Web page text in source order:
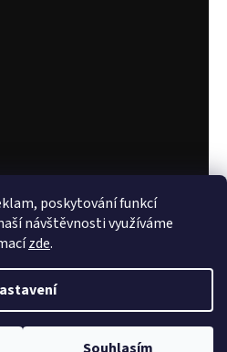
poskytování funkcí
návštěvnosti využíváme
zde.
. Všechna práva vyhrazena.